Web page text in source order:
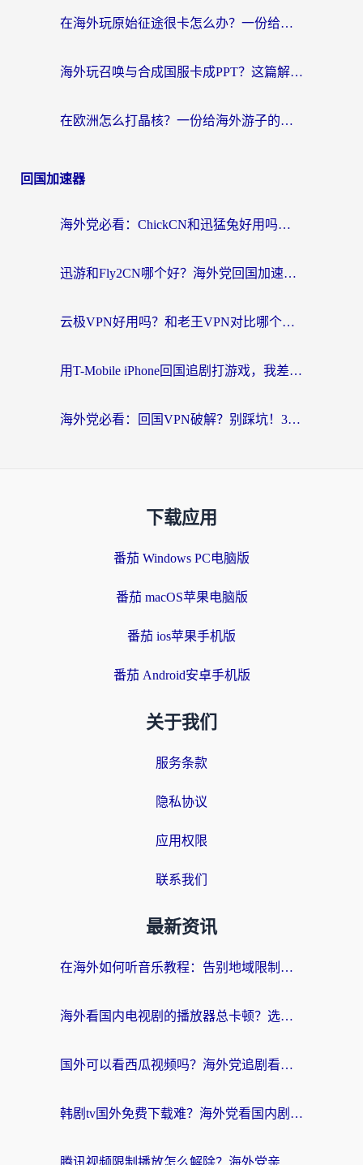
在海外玩原始征途很卡怎么办？一份给游子的终极指南
海外玩召唤与合成国服卡成PPT？这篇解决办法让你丝滑操作
在欧洲怎么打晶核？一份给海外游子的网络加速生存指南
回国加速器
海外党必看：ChickCN和迅猛兔好用吗？3招教你选对回国加速器
迅游和Fly2CN哪个好？海外党回国加速器真实测评与选择心法
云极VPN好用吗？和老王VPN对比哪个回国效果更好？海外党必看的真实体验指南
用T-Mobile iPhone回国追剧打游戏，我差点把手机砸了
海外党必看：回国VPN破解？别踩坑！3步选对加速器无缝刷国内资源
下载应用
番茄 Windows PC电脑版
番茄 macOS苹果电脑版
番茄 ios苹果手机版
番茄 Android安卓手机版
关于我们
服务条款
隐私协议
应用权限
联系我们
最新资讯
在海外如何听音乐教程：告别地域限制，随时听见国内的声音
海外看国内电视剧的播放器总卡顿？选对回国加速器才是关键
国外可以看西瓜视频吗？海外党追剧看片的终极解决方案
韩剧tv国外免费下载难？海外党看国内剧的加速器选择指南（附实用技巧）